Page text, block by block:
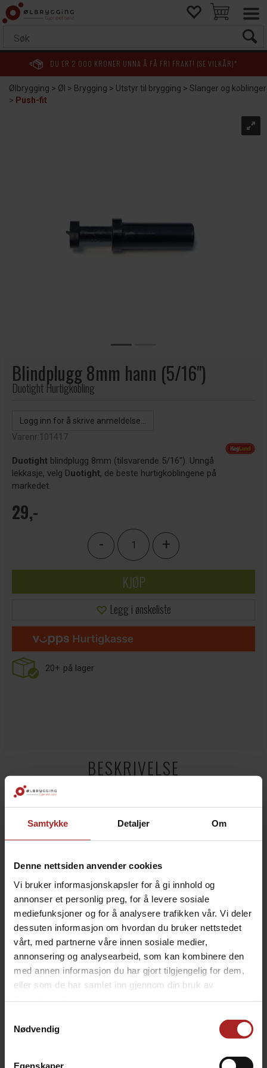
Samtykke Detaljer Om
Denne nettsiden anvender cookies
Vi bruker informasjonskapsler for å gi innhold og
annonser et personlig preg, for å levere sosiale
mediefunksjoner og for å analysere trafikken vår. Vi deler
dessuten informasjon om hvordan du bruker nettstedet
vårt, med partnerne våre innen sosiale medier,
annonsering og analysearbeid, som kan kombinere den
med annen informasjon du har gjort tilgjengelig for dem,
eller som de har samlet inn gjennom din bruk av
Nødvendig
Egenskaper
DU ER 2 000 KRONER UNNA Å FÅ FRI FRAKT! (SE VILKÅR)*
Ølbrygging>Øl >Brygging>Utstyr til brygging>Slanger og koblinger
> Push-fit
Blindplugg 8mm hann (5/16")
Duotight Hurtigkobling
Logg inn for å skrive anmeldelse...
Varenr:101417
Duotight blindplugg 8mm (tilsvarende 5/16"). Unngå
lekkasje, velg Duotight, de beste hurtigkoblingene på
markedet.
29,-
- +
KJØP
Legg i ønskeliste
20+ på lager
BESKRIVELSE
Duotight
Duotightpush-in fittings utviklet av Australske
konseptet hvor det benyttes doble O-ringer (laget av
EPDM*) for å sikre at koblingene ikke lekker, selv om
slangene bøyes og bendes mer enn normalt. Ønsker du
koblinger og tappelinjer som holder tett skal du velge
Duotighthurtigkoblinge fra KegLand. Takler trykk opp
til 100psi.
Optimal løsning får du når du benytter disse sammen
med diffusjonstettetEVABarrierslanger fra KegLand.
EPDM= Ethylene Propylene gummi. God kjemisk
drikkevarer generelt. EPDM har også gode aldrings- og
slite-egenskaper, er uten BPA (bisphenol A) og er
produkter.